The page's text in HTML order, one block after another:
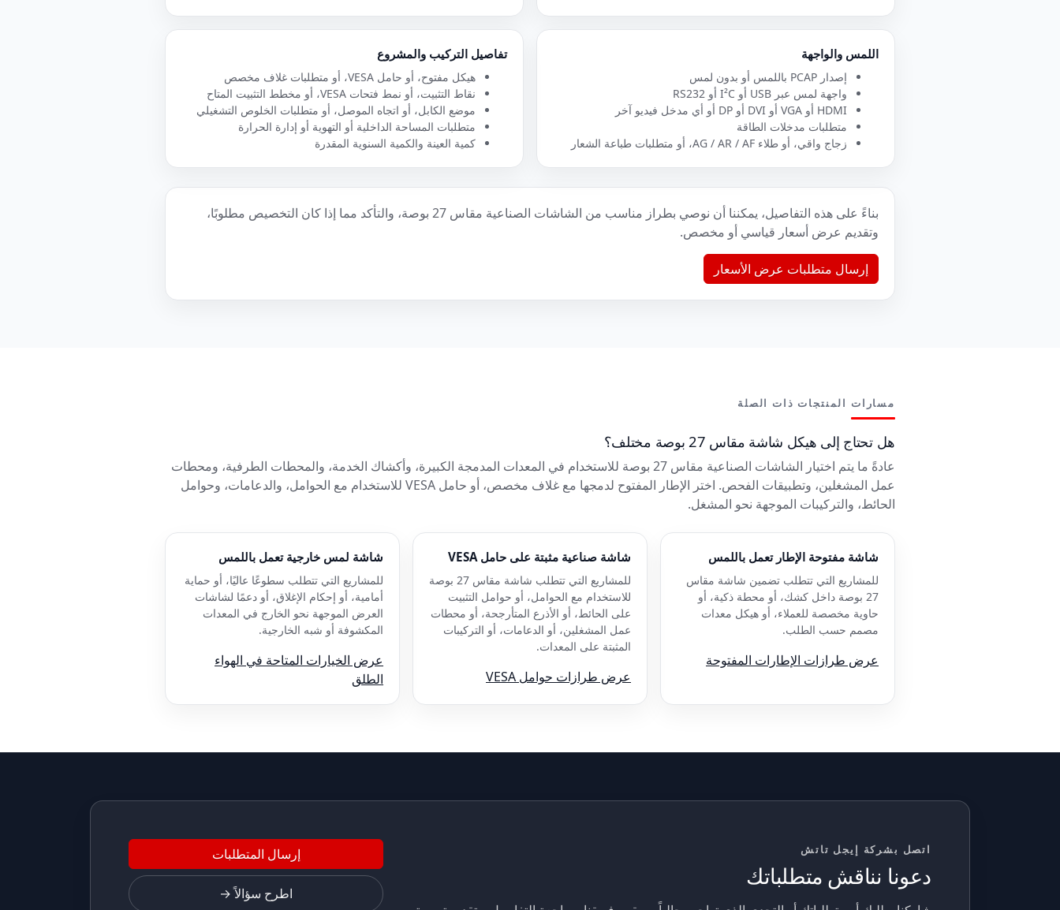
اللمس والواجهة
إصدار PCAP باللمس أو بدون لمس
واجهة لمس عبر USB أو I²C أو RS232
HDMI أو VGA أو DVI أو DP أو أي مدخل فيديو آخر
متطلبات مدخلات الطاقة
زجاج واقي، أو طلاء AG / AR / AF، أو متطلبات طباعة الشعار
تفاصيل التركيب والمشروع
هيكل مفتوح، أو حامل VESA، أو متطلبات غلاف مخصص
نقاط التثبيت، أو نمط فتحات VESA، أو مخطط التثبيت المتاح
موضع الكابل، أو اتجاه الموصل، أو متطلبات الخلوص التشغيلي
متطلبات المساحة الداخلية أو التهوية أو إدارة الحرارة
كمية العينة والكمية السنوية المقدرة
بناءً على هذه التفاصيل، يمكننا أن نوصي بطراز مناسب من الشاشات الصناعية مقاس 27 بوصة، والتأكد مما إذا كان التخصيص مطلوبًا،
وتقديم عرض أسعار قياسي أو مخصص.
إرسال متطلبات عرض الأسعار
مسارات المنتجات ذات الصلة
هل تحتاج إلى هيكل شاشة مقاس 27 بوصة مختلف؟
عادةً ما يتم اختيار الشاشات الصناعية مقاس 27 بوصة للاستخدام في المعدات المدمجة الكبيرة، وأكشاك الخدمة، والمحطات الطرفية، ومحطات
عمل المشغلين، وتطبيقات الفحص. اختر الإطار المفتوح لدمجها مع غلاف مخصص، أو حامل VESA للاستخدام مع الحوامل، والدعامات، وحوامل
الحائط، والتركيبات الموجهة نحو المشغل.
شاشة مفتوحة الإطار تعمل باللمس
للمشاريع التي تتطلب تضمين شاشة مقاس
27 بوصة داخل كشك، أو محطة ذكية، أو
حاوية مخصصة للعملاء، أو هيكل معدات
مصمم حسب الطلب.
عرض طرازات الإطارات المفتوحة
شاشة صناعية مثبتة على حامل VESA
للمشاريع التي تتطلب شاشة مقاس 27 بوصة
للاستخدام مع الحوامل، أو حوامل التثبيت
على الحائط، أو الأذرع المتأرجحة، أو محطات
عمل المشغلين، أو الدعامات، أو التركيبات
المثبتة على المعدات.
عرض طرازات حوامل VESA
شاشة لمس خارجية تعمل باللمس
للمشاريع التي تتطلب سطوعًا عاليًا، أو حماية
أمامية، أو إحكام الإغلاق، أو دعمًا لشاشات
العرض الموجهة نحو الخارج في المعدات
المكشوفة أو شبه الخارجية.
عرض الخيارات المتاحة في الهواء
الطلق
اتصل بشركة إيجل تاتش
دعونا نناقش متطلباتك
إرسال المتطلبات
اطرح سؤالاً →